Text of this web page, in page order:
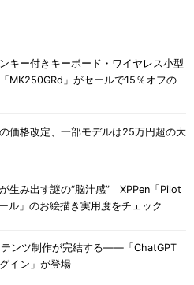
キー付きキーボード・ワイヤレス小型
MK250GRd」がセールで15％オフの
価格改定、一部モデルは25万円超の大
生み出す謎の“脳汁感” XPPen「Pilot
ル」のお絵描き実用度をチェック
テンツ制作が完結する――「ChatGPT
イン」が登場